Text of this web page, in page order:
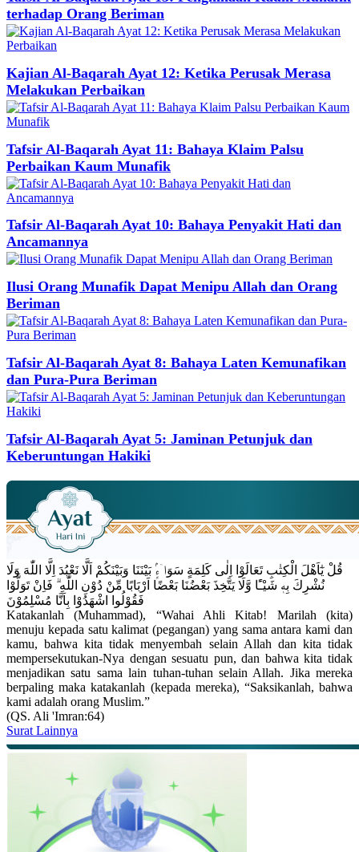
terhadap Orang Beriman
Kajian Al-Baqarah Ayat 12: Ketika Perusak Merasa
Melakukan Perbaikan
Tafsir Al-Baqarah Ayat 11: Bahaya Klaim Palsu
Perbaikan Kaum Munafik
Tafsir Al-Baqarah Ayat 10: Bahaya Penyakit Hati dan
Ancamannya
Ilusi Orang Munafik Dapat Menipu Allah dan Orang
Beriman
Tafsir Al-Baqarah Ayat 8: Bahaya Laten Kemunafikan
dan Pura-Pura Beriman
Tafsir Al-Baqarah Ayat 5: Jaminan Petunjuk dan
Keberuntungan Hakiki
قُلْ يٰٓاَهْلَ الْكِتٰبِ تَعَالَوْا اِلٰى كَلِمَةٍ سَوَاۤءٍۢ بَيْنَنَا وَبَيْنَكُمْ اَلَّا نَعْبُدَ اِلَّا اللّٰهَ وَلَا
نُشْرِكَ بِهٖ شَيْـًٔا وَّلَا يَتَّخِذَ بَعْضُنَا بَعْضًا اَرْبَابًا مِّنْ دُوْنِ اللّٰهِ ۗ فَاِنْ تَوَلَّوْا
فَقُوْلُوا اشْهَدُوْا بِاَنَّا مُسْلِمُوْنَ
Katakanlah (Muhammad), “Wahai Ahli Kitab! Marilah (kita)
menuju kepada satu kalimat (pegangan) yang sama antara kami dan
kamu, bahwa kita tidak menyembah selain Allah dan kita tidak
mempersekutukan-Nya dengan sesuatu pun, dan bahwa kita tidak
menjadikan satu sama lain tuhan-tuhan selain Allah. Jika mereka
berpaling maka katakanlah (kepada mereka), “Saksikanlah, bahwa
kami adalah orang Muslim.”
(QS. Ali 'Imran:64)
Surat Lainnya